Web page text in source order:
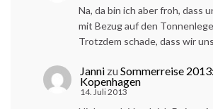
Na, da bin ich aber froh, dass
mit Bezug auf den
Trotzdem schade, dass wir
Janni zuSommerreise
Kopenhagen
14. Juli 2013